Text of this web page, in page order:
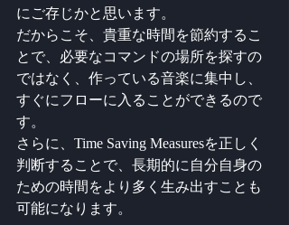
にご存じかと思います。
だからこそ、貴重な時間を節約するこ
とで、必要なコマンドの場所を探すの
ではなく、作っている音楽に集中し、
すぐにフローに入ることができるので
す。
さらに、Time Saving Measuresを正しく
判断することで、長期的に自分自身の
ための時間をより多く生み出すことも
可能になります。